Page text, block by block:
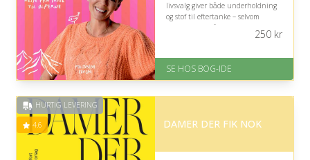
livsvalg giver både underholdning
og stof til eftertanke – selvom
bogens fokus på forandring ikke
På lager
Levering: 1-3 hverdage -
Gratis fragt
på 4.6 ud af 5
250kr
SE HOS BOG-IDE
HURTIG LEVERING
4.6 DAMER DER FIK NOK